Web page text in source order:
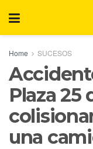
Home SUCESOS
Plaza 25
una